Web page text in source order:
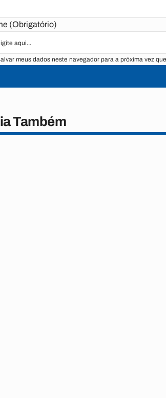
(Obrigatório)
meus dados neste navegador para a próxima vez
Também